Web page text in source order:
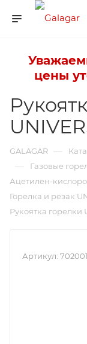
цены
GALAGAR —
— Газовые
Ацетилен-
Горелка и резак
Рукоятка горелки
Артикул: